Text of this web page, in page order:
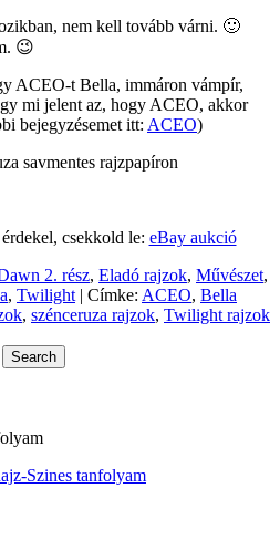
nem kell tovább várni. 🙂
😉
ACEO-t Bella, immáron vámpír,
mi jelent az, hogy ACEO, akkor
bejegyzésemet itt: ACEO)
savmentes rajzpapíron
csekkold le: eBay aukció
2. rész, Eladó rajzok, Művészet,
, Twilight| Címke: ACEO, Bella
, szénceruza rajzok, Twilight rajzok